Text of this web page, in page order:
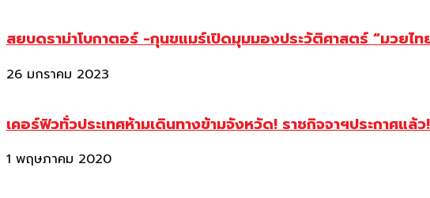
สยบดราม่าโบกาตอร์ -กุนขแมร์เปิดมุมมองประวัติศาสตร์ “มวยไ
26 มกราคม 2023
เคอร์ฟิวทั่วประเทศห้ามเดินทางข้ามจังหวัด! ราชกิจจาฯประกาศแล้ว!
1 พฤษภาคม 2020